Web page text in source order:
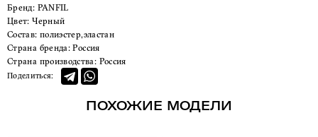
Бренд:
PANFIL
Цвет:
Черный
Состав: полиэстер,эластан
Страна бренда: Россия
Страна производства: Россия
Поделиться:
ПОХОЖИЕ МОДЕЛИ